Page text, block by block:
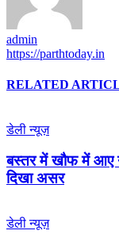
admin
https://parthtoday.in
RELATED
डेली न्यूज़
बस्तर में खौफ में आए
दिखा असर
डेली न्यूज़